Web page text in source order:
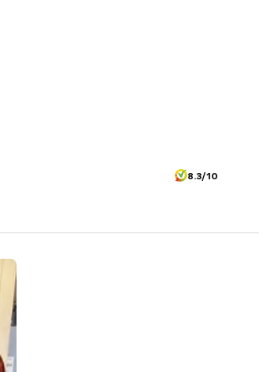
8.3/10